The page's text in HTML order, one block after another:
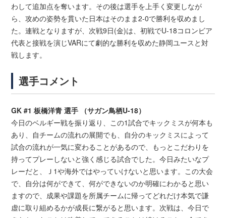
わして追加点を奪います。その後は選手を上手く変更しなが
ら、攻めの姿勢を貫いた日本はそのまま2-0で勝利を収めまし
た。連戦となりますが、次戦9日(金)は、初戦でU-18コロンビア
代表と接戦を演じVARにて劇的な勝利を収めた静岡ユースと対
戦します。
選手コメント
GK #1 板橋洋青 選手 （サガン鳥栖U-18）
今日のベルギー戦を振り返り、この1試合でキックミスが何本も
あり、自チームの流れの展開でも、自分のキックミスによって
試合の流れが一気に変わることがあるので、もっとこだわりを
持ってプレーしないと強く感じる試合でした。今日みたいなプ
レーだと、Ｊ1や海外ではやっていけないと思います。この大会
で、自分は何ができて、何ができないのか明確にわかると思い
ますので、成果や課題を所属チームに帰ってどれだけ本気で謙
虚に取り組めるかが成長に繋がると思います。次戦は、今日で